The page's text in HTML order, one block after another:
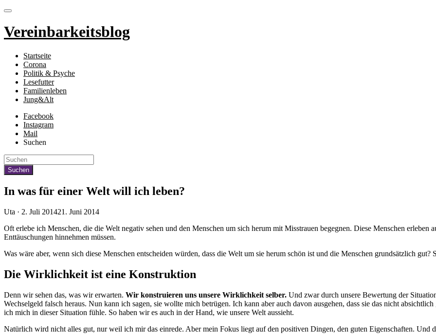
Vereinbarkeitsblog
Startseite
Corona
Politik & Psyche
Lesefutter
Familienleben
Jung&Alt
Facebook
Instagram
Mail
Suchen
In was für einer Welt will ich leben?
Uta · Veröffentlicht
2. Juli 201421. Juni 2014
Oft erlebe ich Menschen, die die Welt negativ sehen und den Menschen um sich herum mit Misstrauen begegnen. Diese Menschen erleben
Enttäuschungen hinnehmen müssen.
Was wäre aber, wenn sich diese Menschen entscheiden würden, dass die Welt um sie herum schön ist und die Menschen grundsätzlich
Die Wirklichkeit ist eine Konstruktion
Denn wir sehen das, was wir erwarten. Wir konstruieren uns unsere Wirklichkeit selber. Und zwar durch unsere Bewertung der
Wechselgeld falsch heraus. Nun kann ich sagen, sie wollte mich betrügen. Ich kann aber auch davon ausgehen, dass sie das nicht
ich mich in dieser Situation fühle. So haben wir es auch in der Hand, wie unsere Welt aussieht.
Natürlich wird nicht alles gut, nur weil ich mir das einrede. Aber mein Fokus liegt auf den positiven Dingen, den guten Eigenschaften. Und